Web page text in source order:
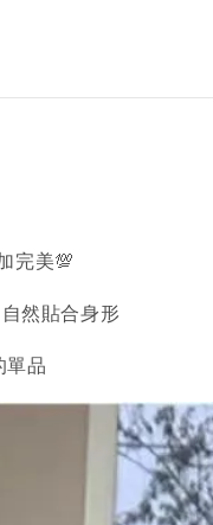
完美💯
然貼合身形
單品